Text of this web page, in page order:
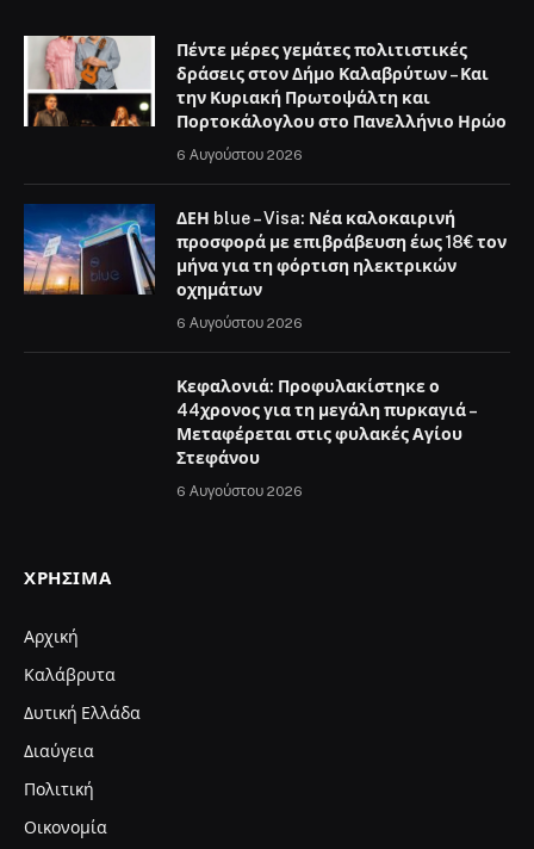
Πέντε μέρες γεμάτες πολιτιστικές
δράσεις στον Δήμο Καλαβρύτων – Και
την Κυριακή Πρωτοψάλτη και
Πορτοκάλογλου στο Πανελλήνιο Ηρώο
6 Αυγούστου 2026
ΔΕΗ blue – Visa: Νέα καλοκαιρινή
προσφορά με επιβράβευση έως 18€ τον
μήνα για τη φόρτιση ηλεκτρικών
οχημάτων
6 Αυγούστου 2026
Κεφαλονιά: Προφυλακίστηκε ο
44χρονος για τη μεγάλη πυρκαγιά –
Μεταφέρεται στις φυλακές Αγίου
Στεφάνου
6 Αυγούστου 2026
ΧΡΉΣΙΜΑ
Αρχική
Καλάβρυτα
Δυτική Ελλάδα
Διαύγεια
Πολιτική
Οικονομία